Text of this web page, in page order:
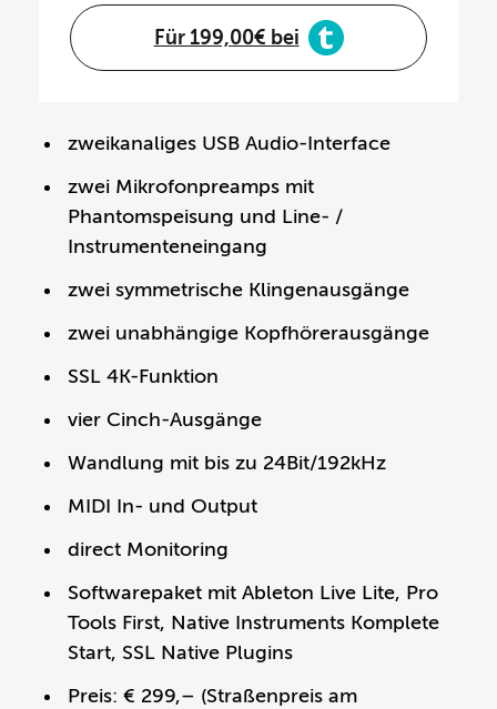
Für 199,00€ bei
zweikanaliges USB Audio-Interface
zwei Mikrofonpreamps mit
Phantomspeisung und Line- /
Instrumenteneingang
zwei symmetrische Klingenausgänge
zwei unabhängige Kopfhörerausgänge
SSL 4K-Funktion
vier Cinch-Ausgänge
Wandlung mit bis zu 24Bit/192kHz
MIDI In- und Output
direct Monitoring
Softwarepaket mit Ableton Live Lite, Pro
Tools First, Native Instruments Komplete
Start, SSL Native Plugins
Preis: € 299,– (Straßenpreis am